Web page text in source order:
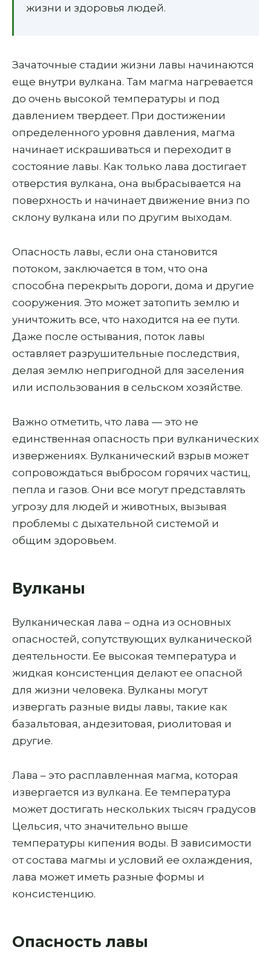
жизни и здоровья людей.
Зачаточные стадии жизни лавы начинаются
еще внутри вулкана. Там магма нагревается
до очень высокой температуры и под
давлением твердеет. При достижении
определенного уровня давления, магма
начинает искрашиваться и переходит в
состояние лавы. Как только лава достигает
отверстия вулкана, она выбрасывается на
поверхность и начинает движение вниз по
склону вулкана или по другим выходам.
Опасность лавы, если она становится
потоком, заключается в том, что она
способна перекрыть дороги, дома и другие
сооружения. Это может затопить землю и
уничтожить все, что находится на ее пути.
Даже после остывания, поток лавы
оставляет разрушительные последствия,
делая землю непригодной для заселения
или использования в сельском хозяйстве.
Важно отметить, что лава — это не
единственная опасность при вулканических
извержениях. Вулканический взрыв может
сопровождаться выбросом горячих частиц,
пепла и газов. Они все могут представлять
угрозу для людей и животных, вызывая
проблемы с дыхательной системой и
общим здоровьем.
Вулканы
Вулканическая лава – одна из основных
опасностей, сопутствующих вулканической
деятельности. Ее высокая температура и
жидкая консистенция делают ее опасной
для жизни человека. Вулканы могут
извергать разные виды лавы, такие как
базальтовая, андезитовая, риолитовая и
другие.
Лава – это расплавленная магма, которая
извергается из вулкана. Ее температура
может достигать нескольких тысяч градусов
Цельсия, что значительно выше
температуры кипения воды. В зависимости
от состава магмы и условий ее охлаждения,
лава может иметь разные формы и
консистенцию.
Опасность лавы